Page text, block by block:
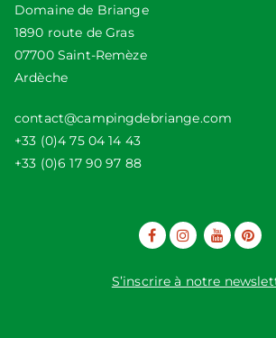
Domaine de Briange
1890 route de Gras
07700 Saint-Remèze
Ardèche
contact@campingdebriange.com
+33 (0)4 75 04 14 43
+33 (0)6 17 90 97 88
S’inscrire à notre